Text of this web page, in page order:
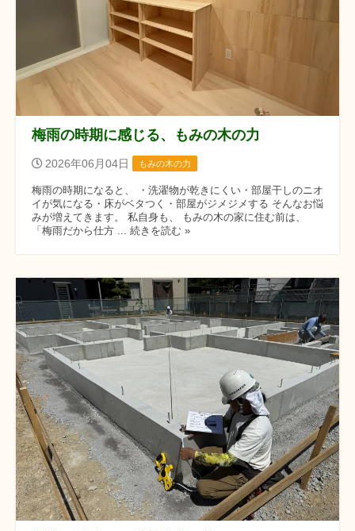
梅雨の時期に感じる、もみの木の力
2026年06月04日 もみの木の力
梅雨の時期になると、 ・洗濯物が乾きにくい・部屋干しのニオ
イが気になる・床がベタつく・部屋がジメジメする そんなお悩
みが増えてきます。 私自身も、 もみの木の家に住む前は、
「梅雨だから仕方 ... 続きを読む »